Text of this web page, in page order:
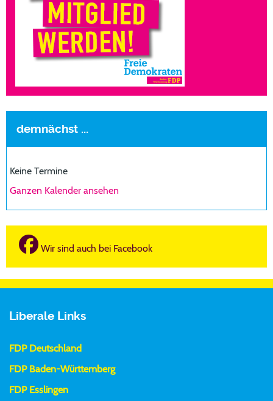
demnächst ...
Keine Termine
Ganzen Kalender ansehen
Wir sind auch bei Facebook
Liberale Links
FDP Deutschland
FDP Baden-Württemberg
FDP Esslingen